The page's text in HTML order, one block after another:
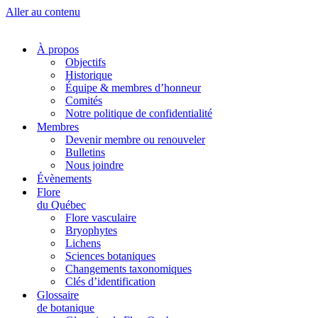
Aller au contenu
À propos
Objectifs
Historique
Équipe & membres d’honneur
Comités
Notre politique de confidentialité
Membres
Devenir membre ou renouveler
Bulletins
Nous joindre
Évènements
Flore
du Québec
Flore vasculaire
Bryophytes
Lichens
Sciences botaniques
Changements taxonomiques
Clés d’identification
Glossaire
de botanique